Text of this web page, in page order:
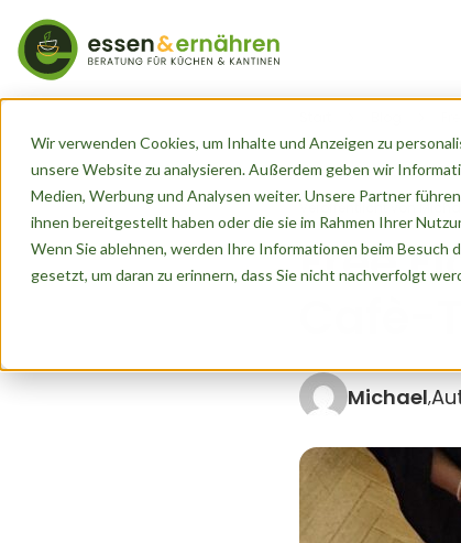
Wir verwenden Cookies, um Inhalte und Anzeigen zu
unsere Website zu analysieren. Außerdem geben wir
Medien, Werbung und Analysen weiter. Unsere Partner
ihnen bereitgestellt haben oder die sie im Rahmen Ihrer
Wenn Sie ablehnen, werden Ihre Informationen beim
gesetzt, um daran zu erinnern, dass Sie nicht nachverfolgt
Veröffentlicht von
Free
Michael,